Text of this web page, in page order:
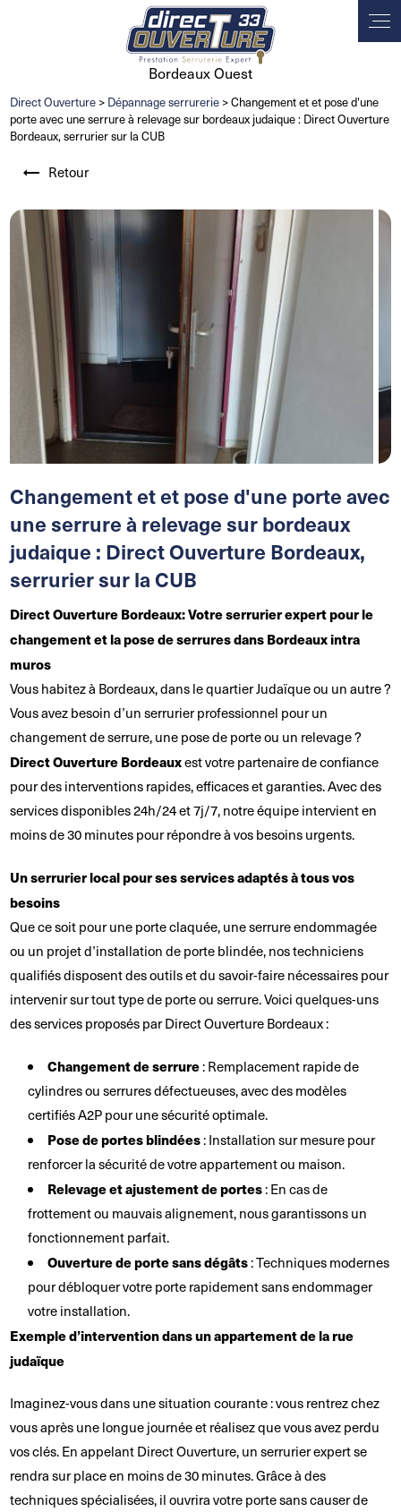
Bordeaux Ouest
Direct Ouverture > Dépannage serrurerie > Changement et et pose d'une
porte avec une serrure à relevage sur bordeaux judaique : Direct Ouverture
Bordeaux, serrurier sur la CUB
Retour
Changement et et pose d'une porte avec
une serrure à relevage sur bordeaux
judaique : Direct Ouverture Bordeaux,
serrurier sur la CUB
Direct Ouverture Bordeaux: Votre serrurier expert pour le
changement et la pose de serrures dans Bordeaux intra
muros
Vous habitez à Bordeaux, dans le quartier Judaïque ou un autre ?
Vous avez besoin d’un serrurier professionnel pour un
changement de serrure, une pose de porte ou un relevage ?
Direct Ouverture Bordeauxest votre partenaire de confiance
pour des interventions rapides, efficaces et garanties. Avec des
services disponibles 24h/24 et 7j/7, notre équipe intervient en
moins de 30 minutes pour répondre à vos besoins urgents.
Un serrurier local pour ses services adaptés à tous vos
besoins
Que ce soit pour une porte claquée, une serrure endommagée
ou un projet d’installation de porte blindée, nos techniciens
qualifiés disposent des outils et du savoir-faire nécessaires pour
intervenir sur tout type de porte ou serrure. Voici quelques-uns
des services proposés par Direct Ouverture Bordeaux :
Changement de serrure: Remplacement rapide de
cylindres ou serrures défectueuses, avec des modèles
certifiés A2P pour une sécurité optimale.
Pose de portes blindées: Installation sur mesure pour
renforcer la sécurité de votre appartement ou maison.
Relevage et ajustement de portes: En cas de
frottement ou mauvais alignement, nous garantissons un
fonctionnement parfait.
Ouverture de porte sans dégâts: Techniques modernes
pour débloquer votre porte rapidement sans endommager
votre installation.
Exemple d’intervention dans un appartement de la rue
judaïque
Imaginez-vous dans une situation courante : vous rentrez chez
vous après une longue journée et réalisez que vous avez perdu
vos clés. En appelant Direct Ouverture, un serrurier expert se
rendra sur place en moins de 30 minutes. Grâce à des
techniques spécialisées, il ouvrira votre porte sans causer de
Panneau de gestion des cookies